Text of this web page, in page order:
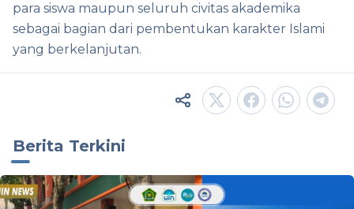
para siswa maupun seluruh civitas akademika
sebagai bagian dari pembentukan karakter Islami
yang berkelanjutan.
Berita Terkini